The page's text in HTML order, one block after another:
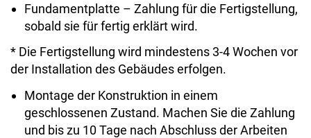
Fundamentplatte – Zahlung für die Fertigstellung,
sobald sie für fertig erklärt wird.
* Die Fertigstellung wird mindestens 3-4 Wochen vor
der Installation des Gebäudes erfolgen.
Montage der Konstruktion in einem
geschlossenen Zustand. Machen Sie die Zahlung
und bis zu 10 Tage nach Abschluss der Arbeiten